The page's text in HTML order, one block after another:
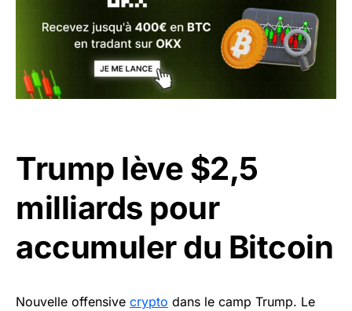
Trump lève $2,5
milliards pour
accumuler du Bitcoin
Nouvelle offensive crypto dans le camp Trump. Le